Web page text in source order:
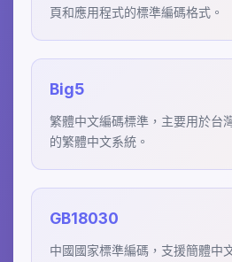
頁和應用程式的標準編碼格式。
Big5
繁體中文編碼標準，主要用於台
的繁體中文系統。
GB18030
中國國家標準編碼，支援簡體中